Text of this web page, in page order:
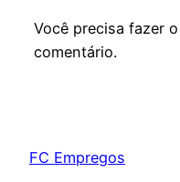
Você precisa fazer o
comentário.
FC Empregos